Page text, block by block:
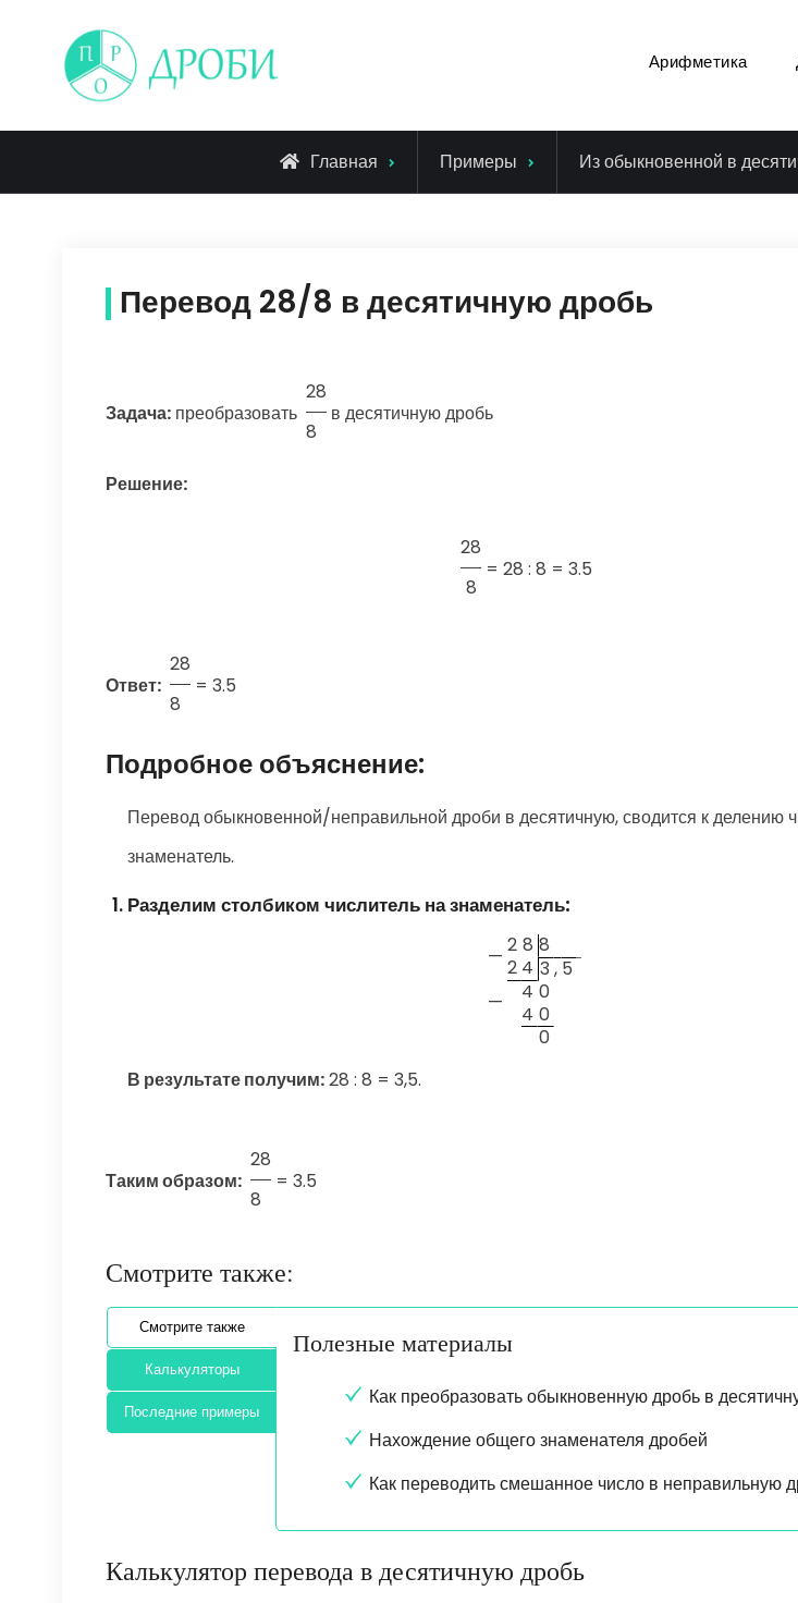
content
Арифметика
Главная Примеры Из обыкновенной в
Перевод 28/8 в десятичную дробь
Задача: преобразовать
28
8
в десятичную дробь
Решение:
28
8
= 28 : 8 = 3.5
Ответ:
28
8
= 3.5
Подробное объяснение:
Перевод обыкновенной/неправильной дроби в десятичную, сводится к делению
знаменатель.
Разделим столбиком числитель на знаменатель:
— 2 8 8
2 4 3 , 5
—
4 0
4 0
0
В результате получим:28 : 8 = 3,5.
Таким образом:
28
8
= 3.5
Смотрите также:
Смотрите также
Калькуляторы
Последние примеры
Полезные материалы
Как преобразовать обыкновенную дробь в
Нахождение общего знаменателя дробей
Как переводить смешанное число в неправильную
Калькулятор перевода в десятичную дробь